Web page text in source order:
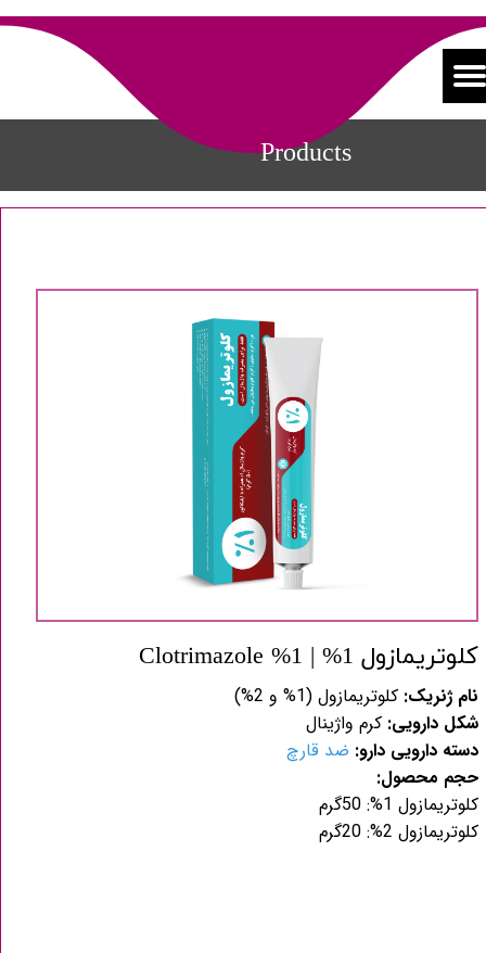
Products
کلوتریمازول 1% | 1% Clotrimazole
نام ژنریک: کلوتریمازول (1% و 2%)
شکل دارویی: کرم واژینال
دسته دارویی دارو: ضد قارچ
حجم محصول:
کلوتریمازول 1%: 50گرم
کلوتریمازول 2%: 20گرم